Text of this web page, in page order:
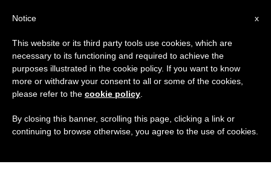
x
Notice
This website or its third party tools use cookies, which are
necessary to its functioning and required to achieve the
purposes illustrated in the cookie policy. If you want to know
more or withdraw your consent to all or some of the cookies,
please refer to the cookie policy
By closing this banner, scrolling this page, clicking a link or
continuing to browse otherwise, you agree to the use of cookies.